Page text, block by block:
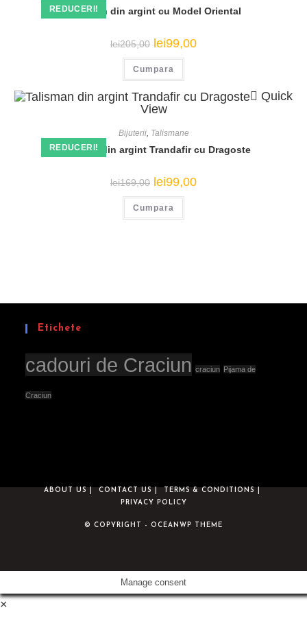
REDUCERI!
Talisman din argint cu Model Oriental
lei205,00 Prețul
inițial
a
fost:
lei205,00.
lei99,00Prețul
Cumpara
REDUCERI!
Quick
View
Bijuterii, Talismane
Talisman din argint Trandafir cu Dragoste
lei169,00 Prețul
inițial
a
fost:
lei169,00.
lei99,00Prețul
Cumpara
Etichete
cadouri de Craciun craciun Pijama de
Craciun
ABOUT US CONTACT US
TERMS & CONDITIONS
PRIVACY POLICY
© COPYRIGHT - OCEANWP THEME
Manage consent
×